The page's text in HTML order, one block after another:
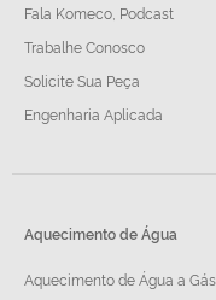
Fala Komeco, Podcast
Trabalhe Conosco
Solicite Sua Peça
Engenharia Aplicada
Aquecimento de Água
Aquecimento de Água a Gás